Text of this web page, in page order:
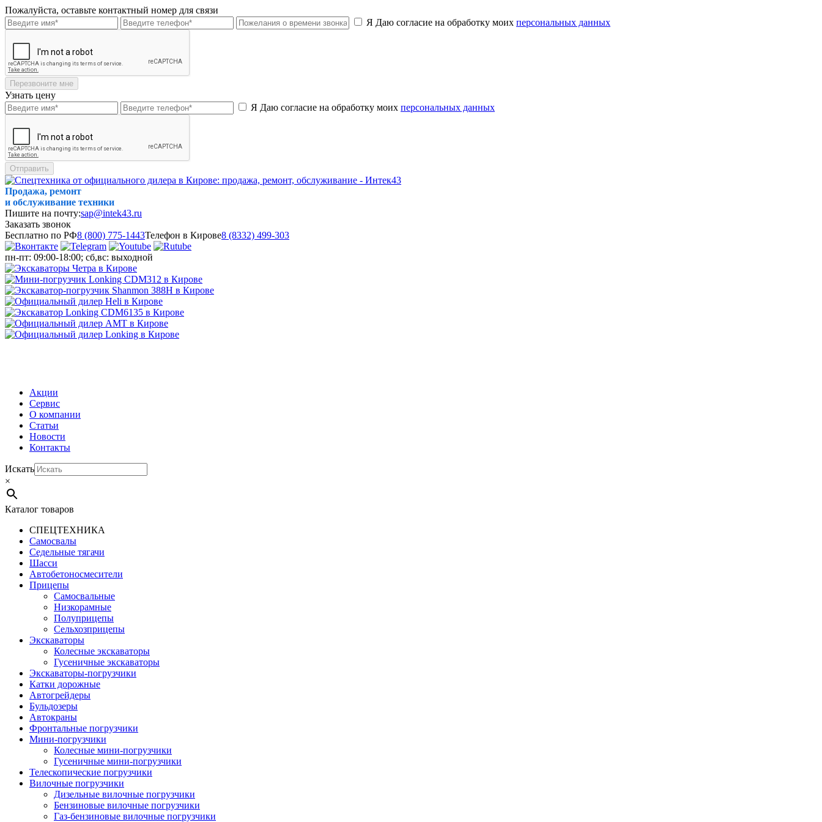
Пожалуйста, оставьте контактный номер для связи
Я Даю согласие на обработку моих персональных данных
Перезвоните мне
Узнать цену
Я Даю согласие на обработку моих персональных данных
Отправить
Продажа, ремонт
и обслуживание техники
Пишите на почту:sap@intek43.ru
Заказать звонок
Бесплатно по РФ8 (800) 775-1443Телефон в Кирове8 (8332) 499-303
пн-пт: 09:00-18:00; сб,вс: выходной
Акции
Сервис
О компании
Статьи
Новости
Контакты
Искать
×
Каталог товаров
СПЕЦТЕХНИКА
Самосвалы
Седельные тягачи
Шасси
Автобетоно­смесители
Прицепы
Самосвальные
Низкорамные
Полуприцепы
Сельхозприцепы
Экскаваторы
Колесные экскаваторы
Гусеничные экскаваторы
Экскаваторы-погрузчики
Катки дорожные
Автогрейдеры
Бульдозеры
Автокраны
Фронтальные погрузчики
Мини-погрузчики
Колесные мини-погрузчики
Гусеничные мини-погрузчики
Телескопические погрузчики
Вилочные погрузчики
Дизельные вилочные погрузчики
Бензиновые вилочные погрузчики
Газ-бензиновые вилочные погрузчики